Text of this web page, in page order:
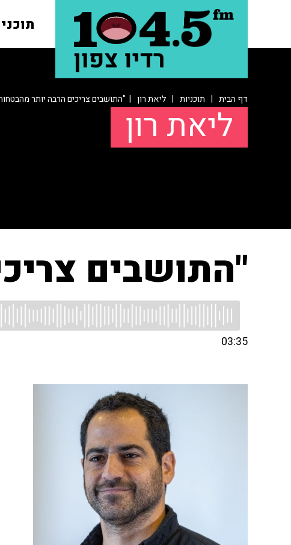
דף הבית | תוכניות | ליאת רון | "התושבים צריכים הרבה יותר
ליאת רון
"התושבים
03:35